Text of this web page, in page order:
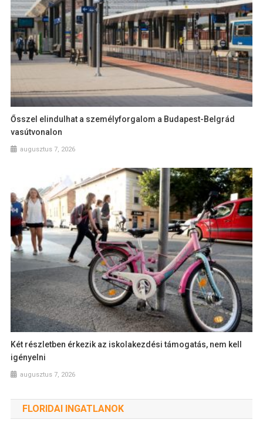
Ősszel elindulhat a személyforgalom a Budapest-Belgrád
vasútvonalon
augusztus 7, 2026
Két részletben érkezik az iskolakezdési támogatás, nem kell
igényelni
augusztus 7, 2026
FLORIDAI INGATLANOK